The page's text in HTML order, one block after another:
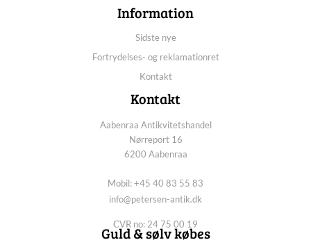
Information
Sidste nye
Fortrydelses- og reklamationret
Kontakt
Kontakt
Aabenraa Antikvitetshandel
Nørreport 16
6200 Aabenraa
Mobil: +45 40 83 55 83
info@petersen-antik.dk
CVR no: 24 75 00 19
Guld & sølv købes